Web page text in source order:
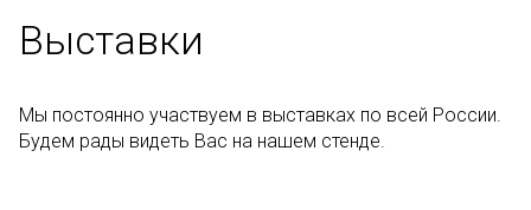
Выставки
Мы постоянно участвуем в выставках по всей России.
Будем рады видеть Вас на нашем стенде.